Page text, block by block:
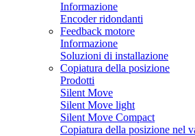
Informazione
Encoder ridondanti
Feedback motore
Informazione
Soluzioni di installazione
Copiatura della posizione
Prodotti
Silent Move
Silent Move light
Silent Move Compact
Copiatura della posizione nel